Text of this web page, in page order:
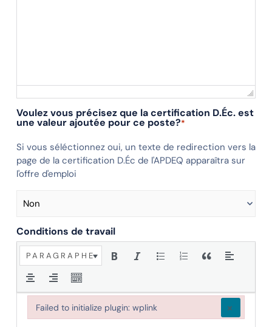
Voulez vous précisez que la certification D.Éc. est
une valeur ajoutée pour ce poste?*
Si vous séléctionnez oui, un texte de redirection vers la
page de la certification D.Éc de l'APDEQ apparaîtra sur
l'offre d'emploi
Conditions de travail
PARAGRAPHE
Failed to initialize plugin: wplink ×
Failed to initialize plugin: wplink